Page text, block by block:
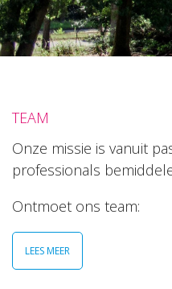
TEAM
Onze missie is vanuit
professionals
Ontmoet ons team:
LEES MEER